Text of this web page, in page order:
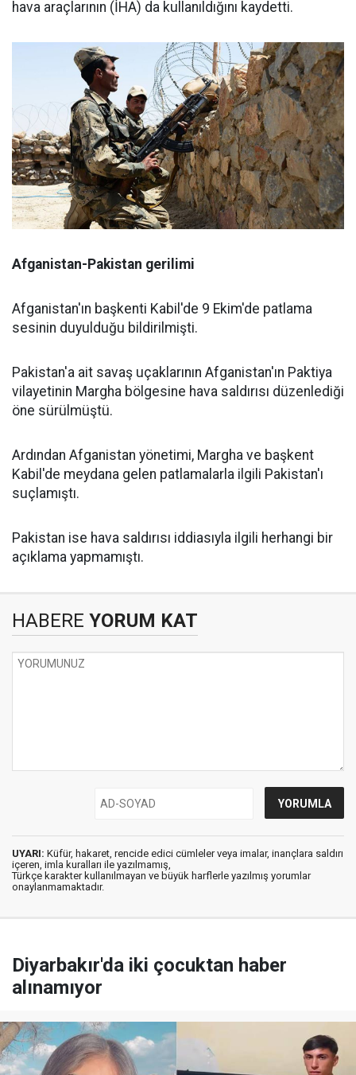
hava araçlarının (İHA) da kullanıldığını kaydetti.
Afganistan-Pakistan gerilimi
Afganistan'ın başkenti Kabil'de 9 Ekim'de patlama
sesinin duyulduğu bildirilmişti.
Pakistan'a ait savaş uçaklarının Afganistan'ın Paktiya
vilayetinin Margha bölgesine hava saldırısı düzenlediği
öne sürülmüştü.
Ardından Afganistan yönetimi, Margha ve başkent
Kabil'de meydana gelen patlamalarla ilgili Pakistan'ı
suçlamıştı.
Pakistan ise hava saldırısı iddiasıyla ilgili herhangi bir
açıklama yapmamıştı.
HABERE YORUM KAT
UYARI: Küfür, hakaret, rencide edici cümleler veya imalar, inançlara saldırı
içeren, imla kuralları ile yazılmamış,
Türkçe karakter kullanılmayan ve büyük harflerle yazılmış yorumlar
onaylanmamaktadır.
Diyarbakır'da iki çocuktan haber
alınamıyor